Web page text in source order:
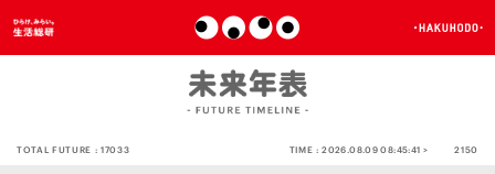
TOTAL FUTURE :17033 TIME :2026.08.09 08:45:41 > 2150